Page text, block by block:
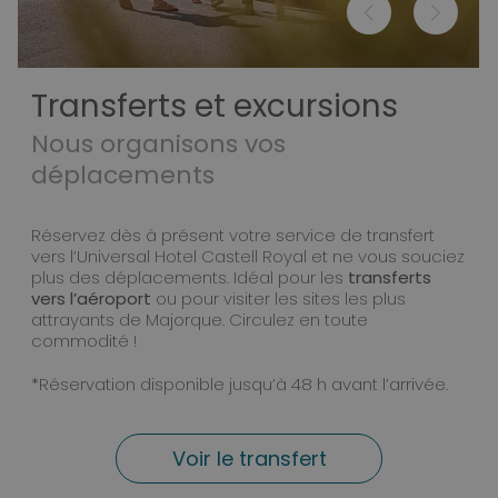
Transferts et excursions
Nous organisons vos
déplacements
Réservez dès à présent votre service de transfert
vers l’Universal Hotel Castell Royal et ne vous souciez
plus des déplacements. Idéal pour les transferts
vers l’aéroport ou pour visiter les sites les plus
attrayants de Majorque. Circulez en toute
commodité !
*Réservation disponible jusqu’à 48 h avant l’arrivée.
Voir le transfert